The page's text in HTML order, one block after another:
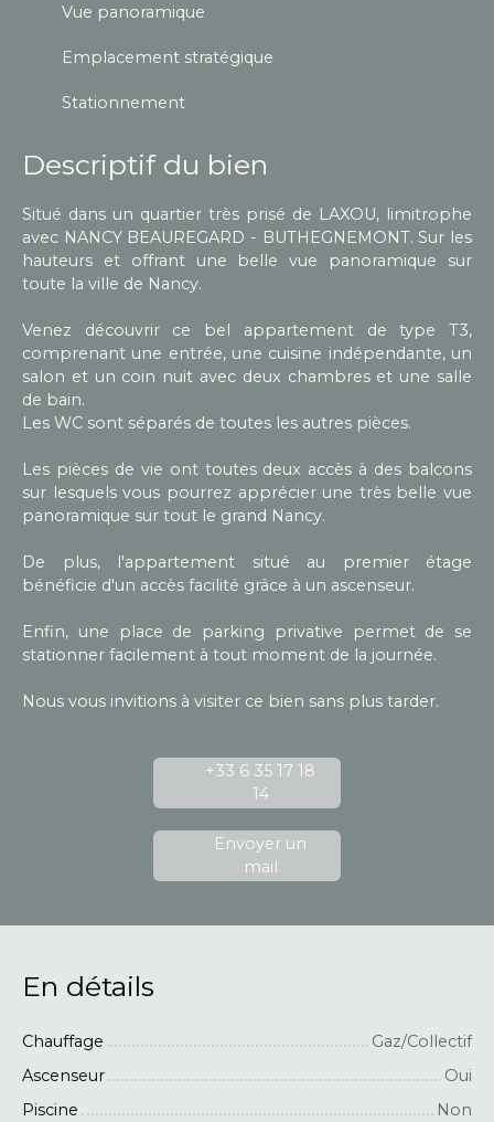
Vue panoramique
Emplacement stratégique
Stationnement
Descriptif du bien
Situé dans un quartier très prisé de LAXOU, limitrophe
avec NANCY BEAUREGARD - BUTHEGNEMONT. Sur les
hauteurs et offrant une belle vue panoramique sur
toute la ville de Nancy.
Venez découvrir ce bel appartement de type T3,
comprenant une entrée, une cuisine indépendante, un
salon et un coin nuit avec deux chambres et une salle
de bain.
Les WC sont séparés de toutes les autres pièces.
Les pièces de vie ont toutes deux accès à des balcons
sur lesquels vous pourrez apprécier une très belle vue
panoramique sur tout le grand Nancy.
De plus, l'appartement situé au premier étage
bénéficie d'un accès facilité grâce à un ascenseur.
Enfin, une place de parking privative permet de se
stationner facilement à tout moment de la journée.
Nous vous invitions à visiter ce bien sans plus tarder.
+33 6 35 17 18
14
Envoyer un
mail
En détails
Chauffage
Gaz/Collectif
Ascenseur
Oui
Piscine
Non